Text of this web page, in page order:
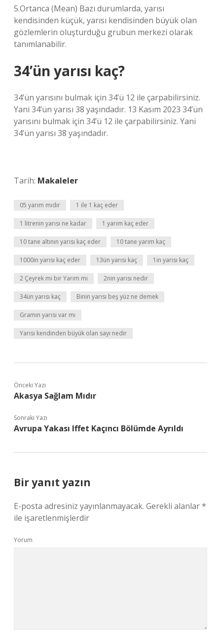
5.Ortanca (Mean) Bazı durumlarda, yarısı
kendisinden küçük, yarısı kendisinden büyük olan
gözlemlerin oluşturduğu grubun merkezi olarak
tanımlanabilir.
34’ün yarısı kaç?
34’ün yarısını bulmak için 34’ü 12 ile çarpabilirsiniz.
Yani 34’ün yarısı 38 yaşındadır. 13 Kasım 2023 34’ün
yarısını bulmak için 34’ü 12 ile çarpabilirsiniz. Yani
34’ün yarısı 38 yaşındadır.
Tarih: Makaleler
05 yarım mıdır 1 ile 1 kaç eder
1 litrenin yarısı ne kadar 1 yarım kaç eder
10 tane altının yarısı kaç eder 10 tane yarım kaç
1000in yarısı kaç eder 13ün yarısı kaç 1in yarısı kaç
2 Çeyrek mi bir Yarım mı 2nin yarısı nedir
34ün yarısı kaç Binin yarısı beş yüz ne demek
Gramın yarısı var mı
Yarısı kendinden büyük olan sayı nedir
Önceki Yazı
Akasya Sağlam Mıdır
Sonraki Yazı
Avrupa Yakası Iffet Kaçıncı Bölümde Ayrıldı
Bir yanıt yazın
E-posta adresiniz yayınlanmayacak. Gerekli alanlar*
ile işaretlenmişlerdir
Yorum